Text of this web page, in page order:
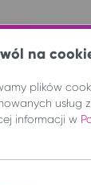
kup bilet
na
plików
usług
informacji w